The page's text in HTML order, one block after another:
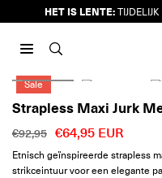
naar
inhoud
HET IS LENTE:TIJDELIJK
Sale
Strapless Maxi Jurk
Reguliere
prijs
€92,95 €64,95 EUR
Etnisch geïnspireerde strapless
strikceintuur voor een elegante